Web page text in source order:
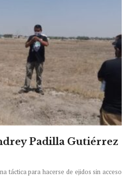
Padilla Gutiérrez
táctica para hacerse de ejidos sin acceso